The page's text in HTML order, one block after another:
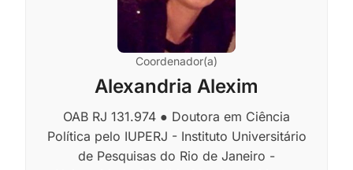
Coordenador(a)
Alexandria Alexim
OAB RJ 131.974 ● Doutora em Ciência
Política pelo IUPERJ - Instituto Universitário
de Pesquisas do Rio de Janeiro -